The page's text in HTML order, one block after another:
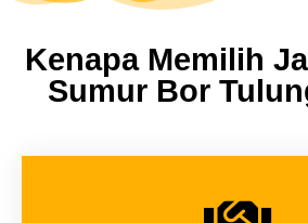
Kenapa Memilih
Sumur Bor